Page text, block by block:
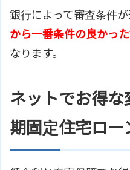
銀行によって審査条件が
から一番条件の良かっ
なります。
ネットでお得
期固定住宅ロ